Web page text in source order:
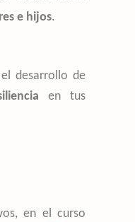
e hijos.
desarrollo de
en tus
en el curso